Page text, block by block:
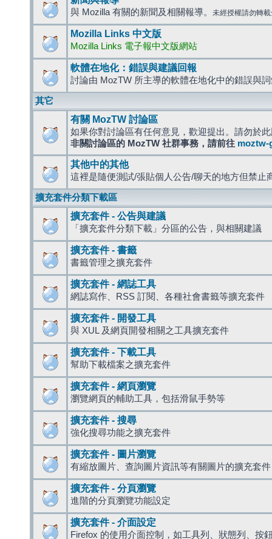
與 Mozilla 有關的新聞及相關報導。 未經授權請勿轉
Mozilla Links 中文版
Mozilla Links 電子報中文版網站
軟體在地化：錯誤與建議回報
討論由 MozTW 所主導的軟體在地化中的錯誤與
其它
有關 MozTW 討論區
如果你對討論區有任何意見，歡迎提出。請勿於
非關討論區的 MozTW 社群事務，請前往 moztw-
其他中的其他
這裡是隨便測試/張貼個人公告/聊天的地方但禁止
擴充套件分類下載區
擴充套件 - 公告與建議
「擴充套件分類下載」分區的公告，與相關建議
擴充套件 - 書籤
書籤管理之擴充套件
擴充套件 - 網誌工具
網誌寫作、RSS 訂閱、各種社會書籤等擴充套件
擴充套件 - 開發工具
與 XUL 及網頁開發相關之工具擴充套件
擴充套件 - 下載工具
幫助下載檔案之擴充套件
擴充套件 - 網頁瀏覽
瀏覽網頁的輔助工具，包括滑鼠手勢等
擴充套件 - 搜尋
強化搜尋功能之擴充套件
擴充套件 - 圖片瀏覽
有縮放圖片、查詢圖片資訊等有關圖片的擴充套件
擴充套件 - 分頁瀏覽
進階的分頁瀏覽功能設定
擴充套件 - 介面設定
Firefox 的使用介面控制，如工具列、狀態列、按